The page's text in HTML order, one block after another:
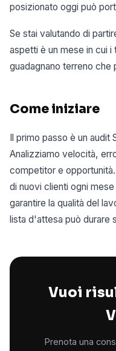
posizionato oggi può
Se stai valutando di
aspetti è un mese in cui
guadagnano terreno che
Come iniziare
Il primo passo è un
Analizziamo velocità,
competitor e
di nuovi clienti ogni
garantire la qualità del
lista d'attesa può durare
Vuoi
Prenota una